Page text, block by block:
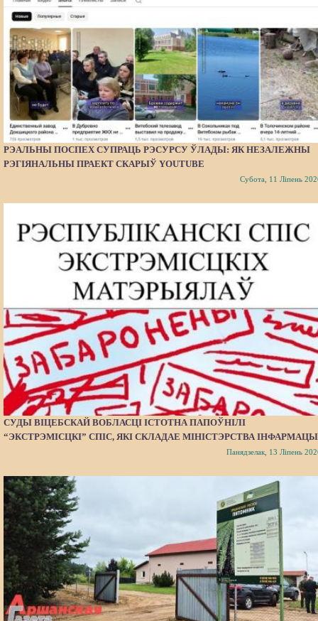
РЭАЛЬНЫ ПОСПЕХ СУПРАЦЬ РЭСУРСУ ЎЛАДЫ: ЯК НЕЗАЛЕЖНЫ
РЭГІЯНАЛЬНЫ ПРАЕКТ СКАРЫЎ YOUTUBE
Субота, 11 Ліпень
СУДЫ ВІЦЕБСКАЙ ВОБЛАСЦІ ІСТОТНА ПАПОЎНІЛІ
“ЭКСТРЭМІСЦКІ” СПІС, ЯКІ СКЛАДАЕ МІНІСТЭРСТВА
Панядзелак, 13 Ліпень